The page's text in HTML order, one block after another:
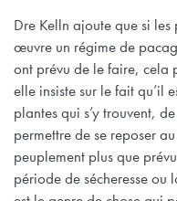
Dre Kelln ajoute que si les
œuvre un régime de
ont prévu de le faire, cela
elle insiste sur le fait qu’il
plantes qui s’y trouvent,
permettre de se reposer
peuplement plus que
période de sécheresse